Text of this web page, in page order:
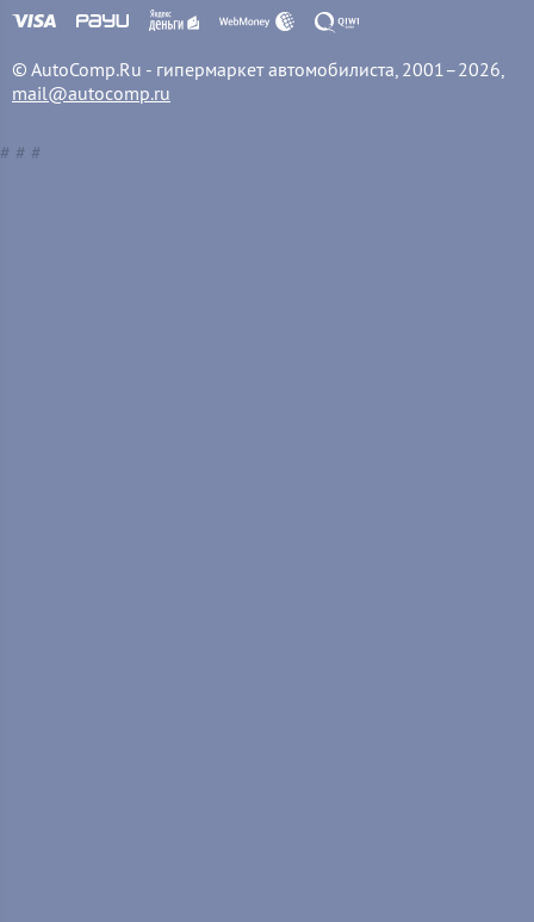
© AutoComp.Ru - гипермаркет автомобилиста, 2001–2026,
mail@autocomp.ru
# # #